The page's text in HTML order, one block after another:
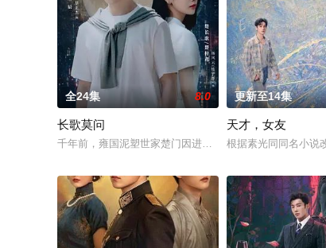
全24集 8.0
长歌莫问
千年前，雍国泥塑世家楚门因进贡的“十二生肖”离奇流血
更新至14集
天才，女友
根据素光同同名小说